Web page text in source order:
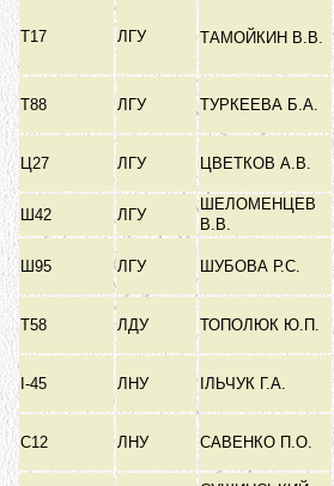
Т17 ЛГУ ТАМОЙКИН В.В.
Т88 ЛГУ ТУРКЕЕВА Б.А.
Ц27 ЛГУ ЦВЕТКОВ А.В.
Ш42
ЛГУ
ШЕЛОМЕНЦЕВ
В.В.
Ш95 ЛГУ ШУБОВА Р.С.
Т58 ЛДУ ТОПОЛЮК Ю.П.
І-45 ЛНУ ІЛЬЧУК Г.А.
С12 ЛНУ САВЕНКО П.О.